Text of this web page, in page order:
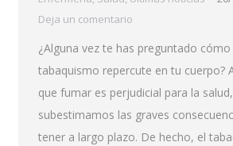
Deja un comentario
¿Alguna vez te has preguntado
tabaquismo repercute en tu cuerpo?
que fumar es perjudicial para la
subestimamos las graves
tener a largo plazo. De hecho, el